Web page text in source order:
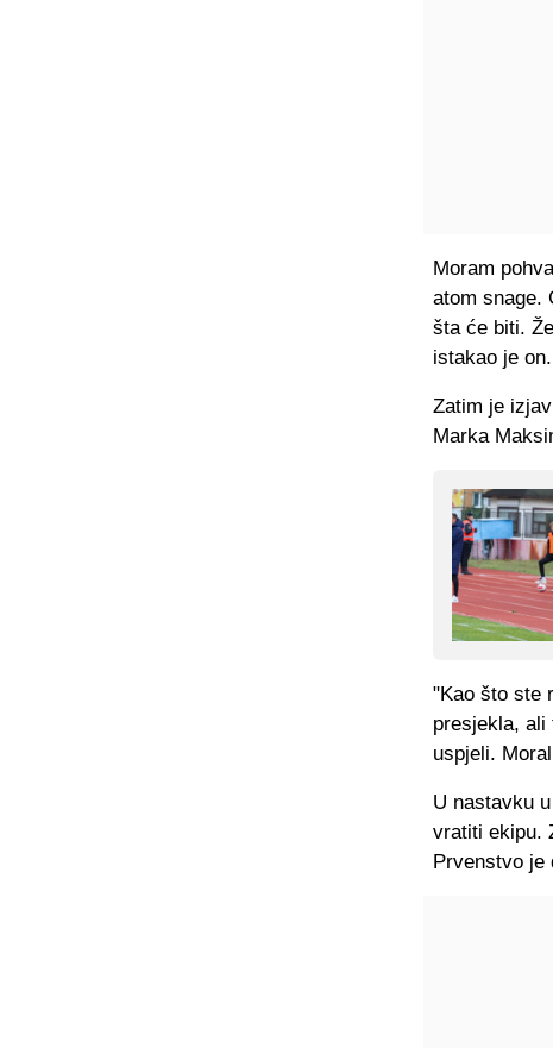
Moram
atom snage.
šta će biti.
istakao je on.
Zatim je
Marka
"Kao što ste
presjekla, ali
uspjeli.
U nastavku
vratiti ekipu.
Prvenstvo je